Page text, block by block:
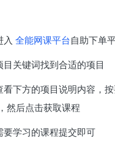
全能网课平台自助下单
关键词找到合适的项目
看下方的项目说明内容，
然后点击获取课程
要学习的课程提交即可